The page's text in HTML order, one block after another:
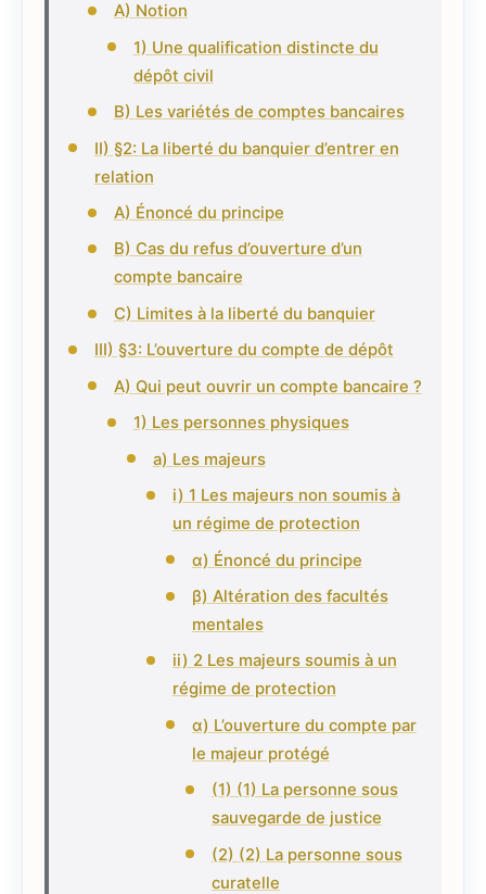
A) Notion
1) Une qualification distincte du
dépôt civil
B) Les variétés de comptes bancaires
II) §2: La liberté du banquier d’entrer en
relation
A) Énoncé du principe
B) Cas du refus d’ouverture d’un
compte bancaire
C) Limites à la liberté du banquier
III) §3: L’ouverture du compte de dépôt
A) Qui peut ouvrir un compte bancaire ?
1) Les personnes physiques
a) Les majeurs
i) 1 Les majeurs non soumis à
un régime de protection
α) Énoncé du principe
β) Altération des facultés
mentales
ii) 2 Les majeurs soumis à un
régime de protection
α) L’ouverture du compte par
le majeur protégé
(1) (1) La personne sous
sauvegarde de justice
(2) (2) La personne sous
curatelle